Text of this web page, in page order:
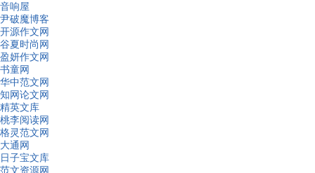
音响屋
尹破魔博客
开源作文网
谷夏时尚网
盈妍作文网
书童网
华中范文网
知网论文网
精英文库
桃李阅读网
格灵范文网
大通网
日子宝文库
范文资源网